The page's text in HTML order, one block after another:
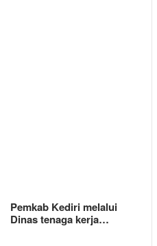
Pemkab Kediri melalui
Dinas tenaga kerja…